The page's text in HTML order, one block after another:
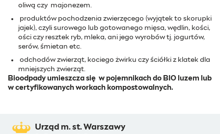
oliwą czy majonezem.
produktów pochodzenia zwierzęcego (wyjątek to skorupki
jajek), czyli surowego lub gotowanego mięsa, wędlin, kości,
ości czy resztek ryb, mleka, ani jego wyrobów tj. jogurtów,
serów, śmietan etc.
odchodów zwierząt, kociego żwirku czy ściółki z klatek dla
mniejszych zwierząt.
Bioodpady umieszcza się w pojemnikach do BIO luzem lub
w certyfikowanych workach kompostowalnych.
Urząd m. st. Warszawy